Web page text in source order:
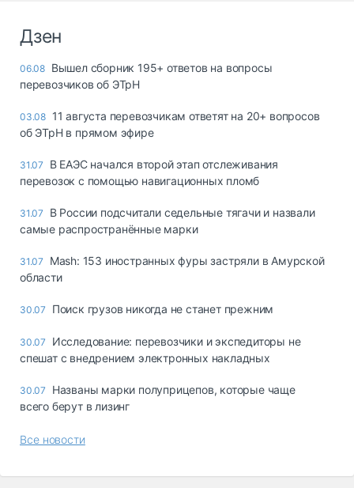
Дзен
06.08 Вышел сборник 195+ ответов на вопросы
перевозчиков об ЭТрН
03.08 11 августа перевозчикам ответят на 20+ вопросов
об ЭТрН в прямом эфире
31.07
В ЕАЭС начался второй этап отслеживания
перевозок с помощью навигационных пломб
31.07
В России подсчитали седельные тягачи и назвали
самые распространённые марки
31.07
Mash: 153 иностранных фуры застряли в Амурской
области
30.07 Поиск грузов никогда не станет прежним
30.07
Исследование: перевозчики и экспедиторы не
спешат с внедрением электронных накладных
30.07
Названы марки полуприцепов, которые чаще
всего берут в лизинг
Все новости